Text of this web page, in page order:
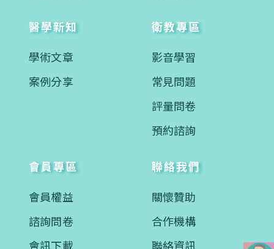
醫學新知
學術文章
案例分享
衛教專區
影音學習
常見問題
評量問卷
預約諮詢
會員專區
會員權益
諮詢問卷
會訊下載
聯絡我們
關懷贊助
合作機構
聯絡資訊